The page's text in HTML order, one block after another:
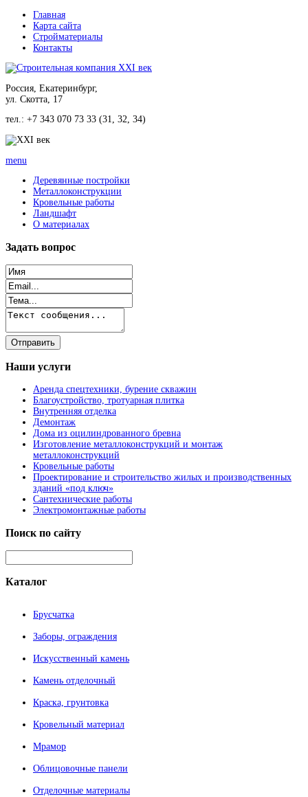
Главная
Карта сайта
Стройматериалы
Контакты
Россия, Екатеринбург,
ул. Скотта, 17
тел.: +7 343 070 73 33 (31, 32, 34)
menu
Деревянные постройки
Металлоконструкции
Кровельные работы
Ландшафт
О материалах
Задать вопрос
Наши услуги
Аренда спецтехники, бурение скважин
Благоустройство, тротуарная плитка
Внутренняя отделка
Демонтаж
Дома из оцилиндрованного бревна
Изготовление металлоконструкций и монтаж
металлоконструкций
Кровельные работы
Проектирование и строительство жилых и производственных
зданий «под ключ»
Сантехнические работы
Электромонтажные работы
Поиск по сайту
Каталог
Брусчатка
Заборы, ограждения
Искусственный камень
Камень отделочный
Краска, грунтовка
Кровельный материал
Мрамор
Облицовочные панели
Отделочные материалы